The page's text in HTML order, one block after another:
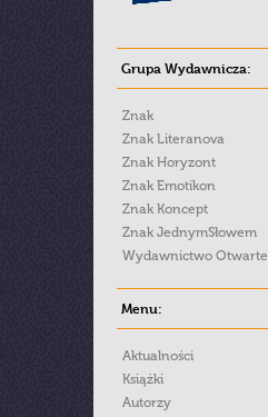
Grupa Wydawnicza:
Znak
Znak Literanova
Znak Horyzont
Znak Emotikon
Znak Koncept
Znak JednymSłowem
Wydawnictwo Otwarte
Menu:
Aktualności
Książki
Autorzy